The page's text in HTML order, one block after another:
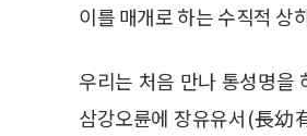
이를 매개로 하는 수직적 상
우리는 처음 만나 통성명을
삼강오륜에 장유유서(長幼